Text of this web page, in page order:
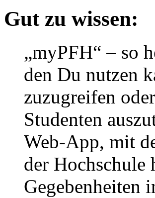
Gut zu wissen:
„myPFH“ – so
den Du nutzen
zuzugreifen
Studenten
Web-App, mit
der Hochschule
Gegebenheiten